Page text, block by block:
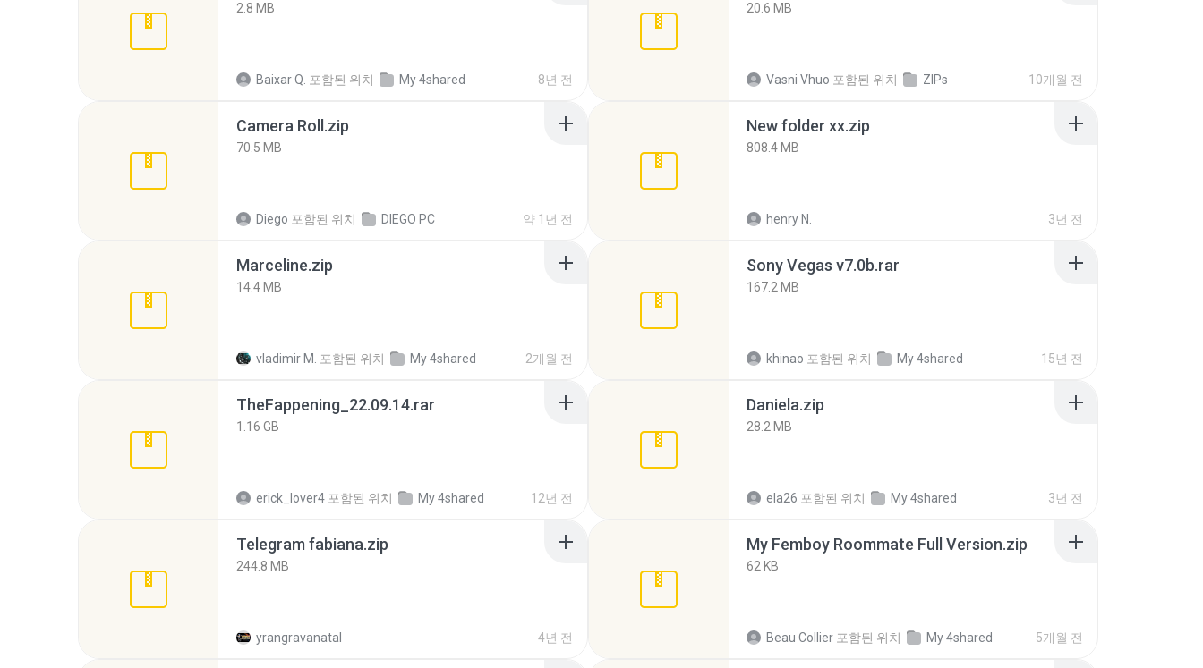
2.8 MB
Baixar Q. 포함된 위치 My 4shared 8년 전
20.6 MB
Vasni Vhuo 포함된 위치 ZIPs 10개월 전
Camera Roll.zip
70.5 MB
Diego 포함된 위치 DIEGO PC 약 1년 전
New folder xx.zip
808.4 MB
henry N. 3년 전
Marceline.zip
14.4 MB
vladimir M. 포함된 위치 My 4shared 2개월 전
Sony Vegas v7.0b.rar
167.2 MB
khinao 포함된 위치 My 4shared 15년 전
TheFappening_22.09.14.rar
1.16 GB
erick_lover4 포함된 위치 My 4shared 12년 전
Daniela.zip
28.2 MB
ela26 포함된 위치 My 4shared 3년 전
Telegram fabiana.zip
244.8 MB
yrangravanatal 4년 전
My Femboy Roommate Full Version.zip
62 KB
Beau Collier 포함된 위치 My 4shared 5개월 전